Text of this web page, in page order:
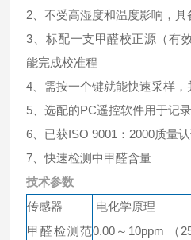
2、不受高湿度和温度影响，具
3、标配一支甲醛校正源（有
能完成校准程
4、需按一个键就能快速采样
5、选配的PC遥控软件用于记
6、已获ISO 9001：2000质量
7、快速检测中甲醛含量
技术参数
传感器
电化学原理
甲醛检测范0.00～10ppm （